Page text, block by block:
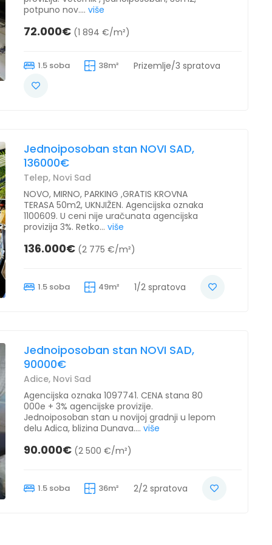
potpuno nov.... više
72.000€ (1 894 €/m²)
1.5 soba 38m² Prizemlje/3 spratova
Jednoiposoban stan NOVI SAD,
136000€
Telep, Novi Sad
NOVO, MIRNO, PARKING ,GRATIS KROVNA
TERASA 50m2, UKNJIŽEN. Agencijska oznaka
1100609. U ceni nije uračunata agencijska
provizija 3%. Retko... više
136.000€ (2 775 €/m²)
1.5 soba 49m² 1/2 spratova
Jednoiposoban stan NOVI SAD,
90000€
Adice, Novi Sad
Agencijska oznaka 1097741. CENA stana 80
000e + 3% agencijske provizije.
Jednoiposoban stan u novijoj gradnji u lepom
delu Adica, blizina Dunava.... više
90.000€ (2 500 €/m²)
1.5 soba 36m² 2/2 spratova